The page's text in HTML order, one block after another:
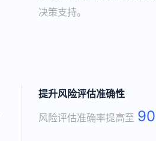
决策支持。
提升风险评估准确性
风险评估准确率提高至